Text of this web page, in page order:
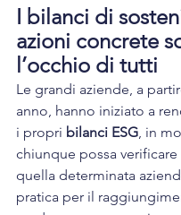
I bilanci di
azioni concrete
l’occhio di tutti
Le grandi aziende, a
anno, hanno iniziato a
i propri bilanci ESG , in
chiunque possa
quella determinata
pratica per il